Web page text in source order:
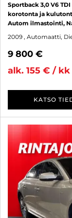
Sportback 3,0 V6
korotonta ja
Autom ilmastointi,
2009 , Automaatti,
9 800 €
alk. 155 € / kk
KATSO